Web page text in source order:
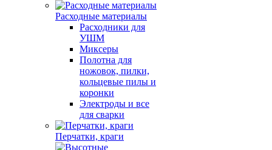
Расходные материалы
Расходники для
УШМ
Миксеры
Полотна для
ножовок, пилки,
кольцевые пилы и
коронки
Электроды и все
для сварки
Перчатки, краги